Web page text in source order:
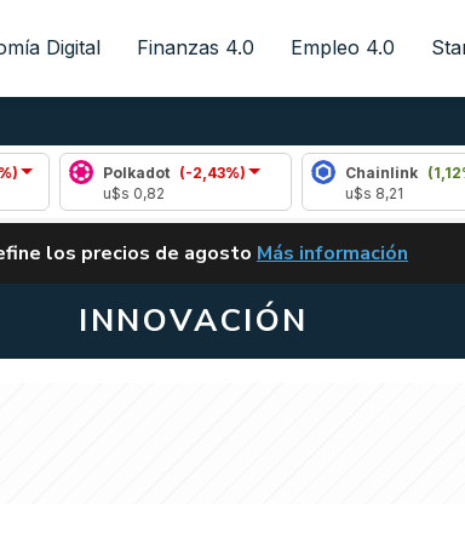
Digital Finanzas 4.0 Empleo 4.0
Polkadot
(-2,43%)
Chainlink (1,12%)
ALERTA
los precios de agosto VUELVE EL CARRY
Más información
INNOVACIÓN